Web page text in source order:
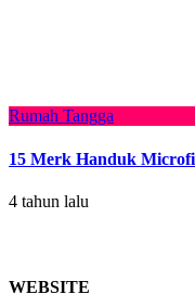
Rumah Tangga
15 Merk Handuk
4 tahun lalu
WEBSITE